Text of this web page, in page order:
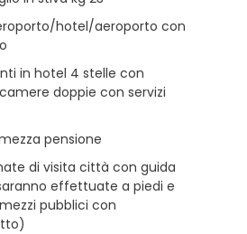
hotel/aeroporto con
in hotel 4 stelle con
doppie con servizi
pensione
di visita città con guida
effettuate a piedi e
pubblici con